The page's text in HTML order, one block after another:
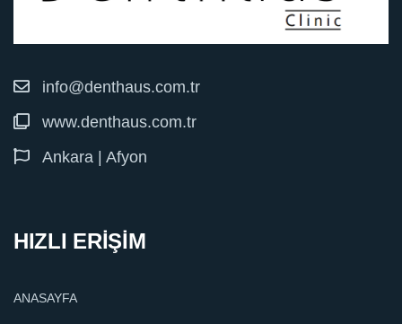
info@denthaus.com.tr
www.denthaus.com.tr
Ankara | Afyon
HIZLI ERİŞİM
ANASAYFA